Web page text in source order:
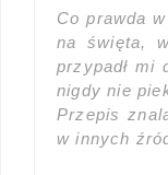
Co prawda
na święta,
przypadł mi
nigdy nie
Przepis
w innych